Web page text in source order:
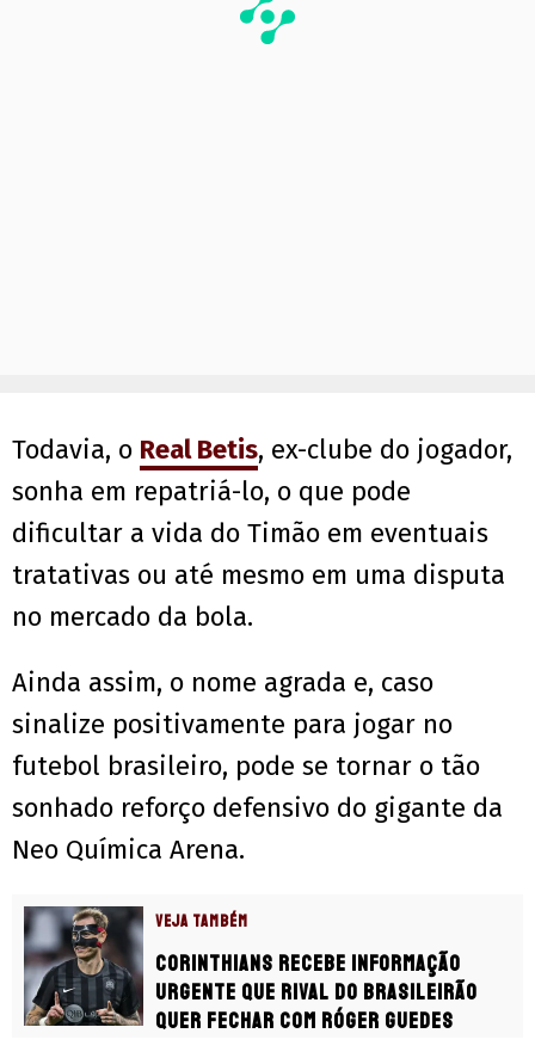
Todavia, o Real Betis, ex-clube do jogador,
sonha em repatriá-lo, o que pode
dificultar a vida do Timão em eventuais
tratativas ou até mesmo em uma disputa
no mercado da bola.
Ainda assim, o nome agrada e, caso
sinalize positivamente para jogar no
futebol brasileiro, pode se tornar o tão
sonhado reforço defensivo do gigante da
Neo Química Arena.
VEJA TAMBÉM
Corinthians recebe informação
urgente que rival do Brasileirão
quer fechar com Róger Guedes